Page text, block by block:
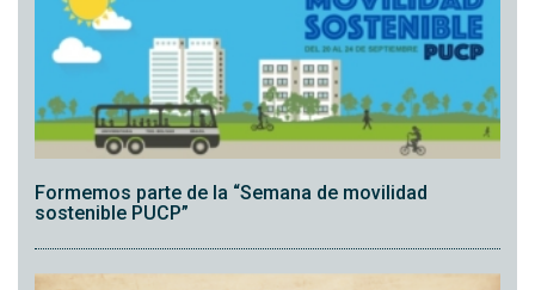
Formemos parte de la “Semana de movilidad
sostenible PUCP”